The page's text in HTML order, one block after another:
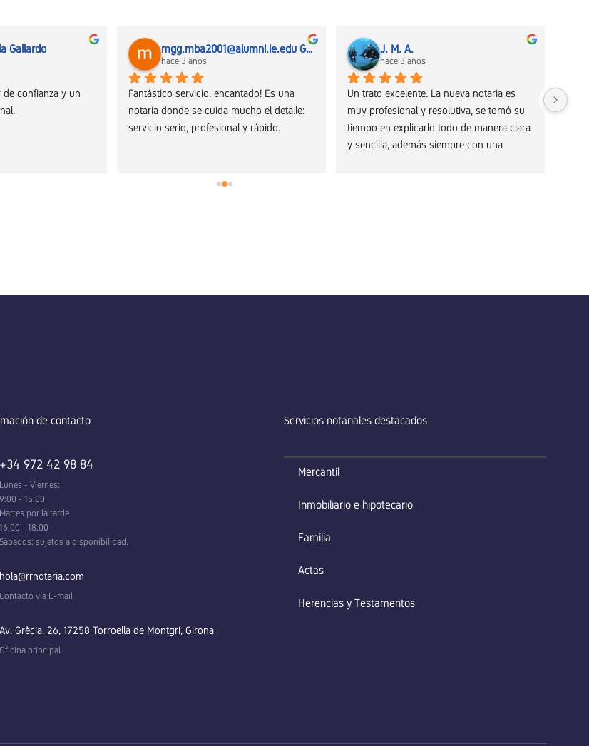
Gallardo
de confianza y un
mgg.mba2001@alumni.ie.edu García Gómez De Salazar
hace 3 años
Fantástico servicio, encantado! Es una
notaría donde se cuida mucho el detalle:
servicio serio, profesional y rápido.
J. M. A.
hace 3 años
Un trato excelente. La nueva notaria es
muy profesional y resolutiva, se tomó su
tiempo en explicarlo todo de manera clara
y sencilla, además siempre con una
de contacto
+34 972 42 98 84
Lunes - Viernes:
9:00 - 15:00
Martes por la tarde
16:00 - 18:00
Sábados: sujetos a disponibilidad.
hola@rrnotaria.com
Contacto vía E-mail
Av. Grècia, 26, 17258 Torroella de Montgrí, Girona
Oficina principal
Servicios notariales destacados
Mercantil
Inmobiliario e hipotecario
Familia
Actas
Herencias y Testamentos